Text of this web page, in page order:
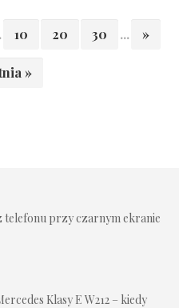
10 20 30 ... »
»
telefonu przy czarnym ekranie
Klasy E W212 – kiedy